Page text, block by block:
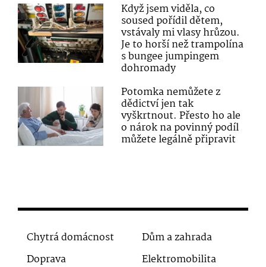
Když jsem viděla, co
soused pořídil dětem,
vstávaly mi vlasy hrůzou.
Je to horší než trampolína
s bungee jumpingem
dohromady
Potomka nemůžete z
dědictví jen tak
vyškrtnout. Přesto ho ale
o nárok na povinný podíl
můžete legálně připravit
Chytrá domácnost
Dům a zahrada
Doprava
Elektromobilita